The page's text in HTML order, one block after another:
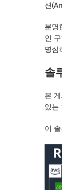
션
분명
인
명심
솔
본
있는
이